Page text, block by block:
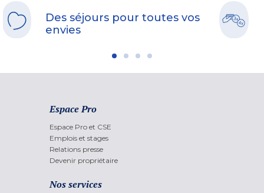
Des séjours pour toutes vos
envies
Espace Pro
Espace Pro et CSE
Emplois et stages
Relations presse
Devenir propriétaire
Nos services